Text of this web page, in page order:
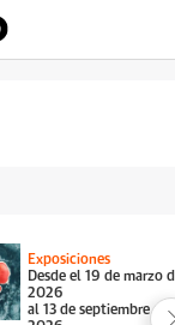
Exposiciones
Desde el 19 de marzo
2026
al 13 de septiembre de